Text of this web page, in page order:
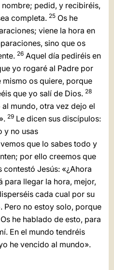
pedid, y recibiréis,
completa. 25Os he
viene la hora en
sino que os
26Aquel día pediréis en
yo rogaré al Padre por
mismo os quiere, porque
que yo salí de Dios. 28
mundo, otra vez dejo el
29Le dicen sus discípulos:
y no usas
que lo sabes todo y
por ello creemos que
contestó Jesús: «¿Ahora
para llegar la hora, mejor,
cada cual por su
Pero no estoy solo, porque
he hablado de esto, para
En el mundo tendréis
he vencido al mundo».